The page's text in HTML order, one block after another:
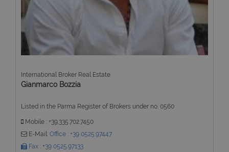
International Broker Real Estate
Gianmarco Bozzia
Listed in the Parma Register of Brokers under no. 0560
Mobile : +39.335.702.7450
E-Mail: Office : +39 0525.97447
Fax : +39 0525.97133